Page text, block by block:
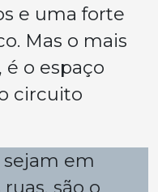
e uma forte
Mas o mais
o espaço
circuito
sejam em
são o